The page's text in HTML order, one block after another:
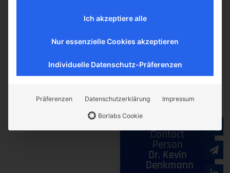
Further information on Finneran products (PDF)
Contact
Person
Dr. Kevin
Denkmann
Ich akzeptiere alle
Nur essenzielle Cookies akzeptieren
Individuelle Datenschutz-Präferenzen
Präferenzen Datenschutzerklärung Impressum
Borlabs Cookie